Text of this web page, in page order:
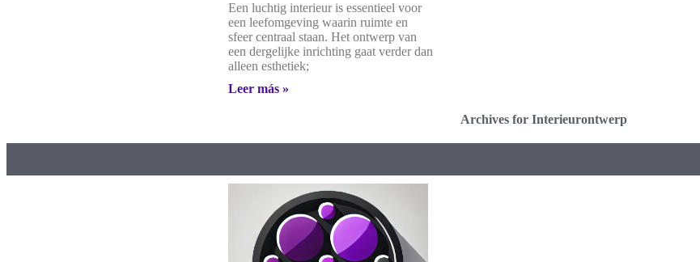
Een luchtig interieur is essentieel voor
een leefomgeving waarin ruimte en
sfeer centraal staan. Het ontwerp van
een dergelijke inrichting gaat verder dan
alleen esthetiek;
Leer más »
Archives for Interieurontwerp